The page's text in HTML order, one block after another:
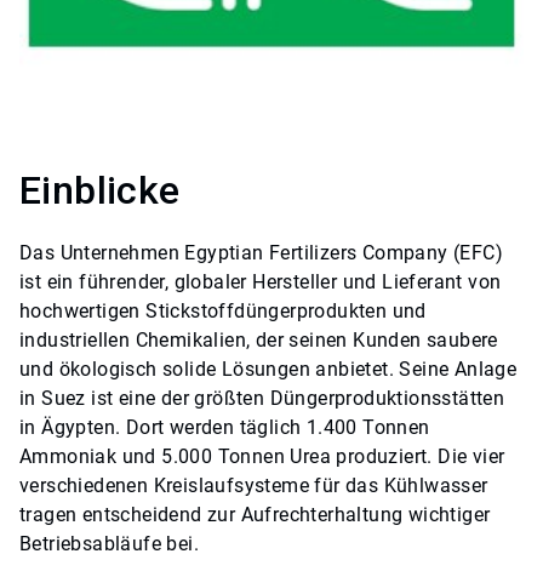
Einblicke
Das Unternehmen Egyptian Fertilizers Company (EFC)
ist ein führender, globaler Hersteller und Lieferant von
hochwertigen Stickstoffdüngerprodukten und
industriellen Chemikalien, der seinen Kunden saubere
und ökologisch solide Lösungen anbietet. Seine Anlage
in Suez ist eine der größten Düngerproduktionsstätten
in Ägypten. Dort werden täglich 1.400 Tonnen
Ammoniak und 5.000 Tonnen Urea produziert. Die vier
verschiedenen Kreislaufsysteme für das Kühlwasser
tragen entscheidend zur Aufrechterhaltung wichtiger
Betriebsabläufe bei.